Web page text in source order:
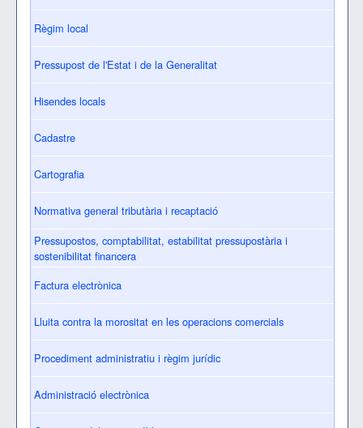
Règim local
Pressupost de l'Estat i de la Generalitat
Hisendes locals
Cadastre
Cartografia
Normativa general tributària i recaptació
Pressupostos, comptabilitat, estabilitat pressupostària i
sostenibilitat financera
Factura electrònica
Lluita contra la morositat en les operacions comercials
Procediment administratiu i règim jurídic
Administració electrònica